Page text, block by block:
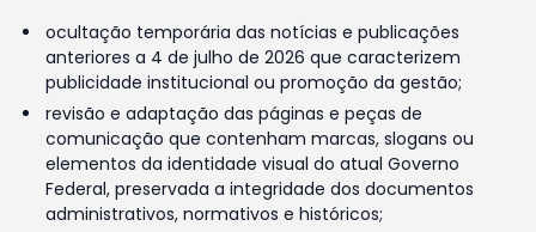
ocultação temporária das notícias e publicações
anteriores a 4 de julho de 2026 que caracterizem
publicidade institucional ou promoção da gestão;
revisão e adaptação das páginas e peças de
comunicação que contenham marcas, slogans ou
elementos da identidade visual do atual Governo
Federal, preservada a integridade dos documentos
administrativos, normativos e históricos;